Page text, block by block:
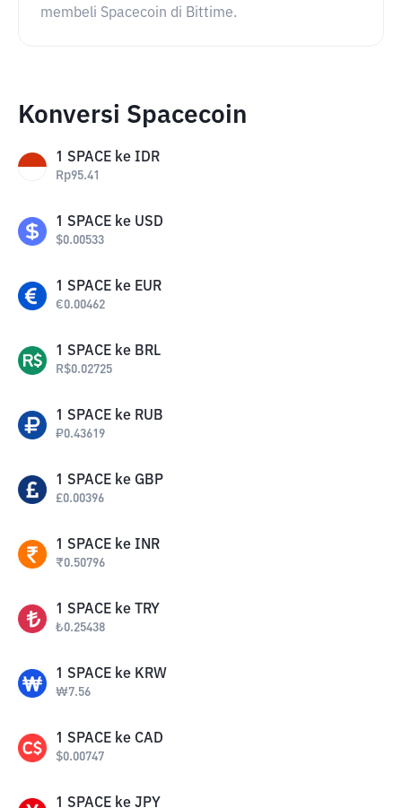
membeli Spacecoin di Bittime.
Konversi Spacecoin
1 SPACE ke IDR
Rp95.41
1 SPACE ke USD
$0.00533
1 SPACE ke EUR
€0.00462
1 SPACE ke BRL
R$0.02725
1 SPACE ke RUB
₽0.43619
1 SPACE ke GBP
£0.00396
1 SPACE ke INR
₹0.50796
1 SPACE ke TRY
₺0.25438
1 SPACE ke KRW
₩7.56
1 SPACE ke CAD
$0.00747
1 SPACE ke JPY